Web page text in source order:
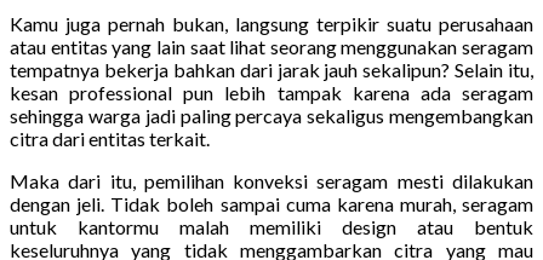
Kamu juga pernah bukan, langsung terpikir suatu perusahaan
atau entitas yang lain saat lihat seorang menggunakan seragam
tempatnya bekerja bahkan dari jarak jauh sekalipun? Selain itu,
kesan professional pun lebih tampak karena ada seragam
sehingga warga jadi paling percaya sekaligus mengembangkan
citra dari entitas terkait.
Maka dari itu, pemilihan konveksi seragam mesti dilakukan
dengan jeli. Tidak boleh sampai cuma karena murah, seragam
untuk kantormu malah memiliki design atau bentuk
keseluruhnya yang tidak menggambarkan citra yang mau